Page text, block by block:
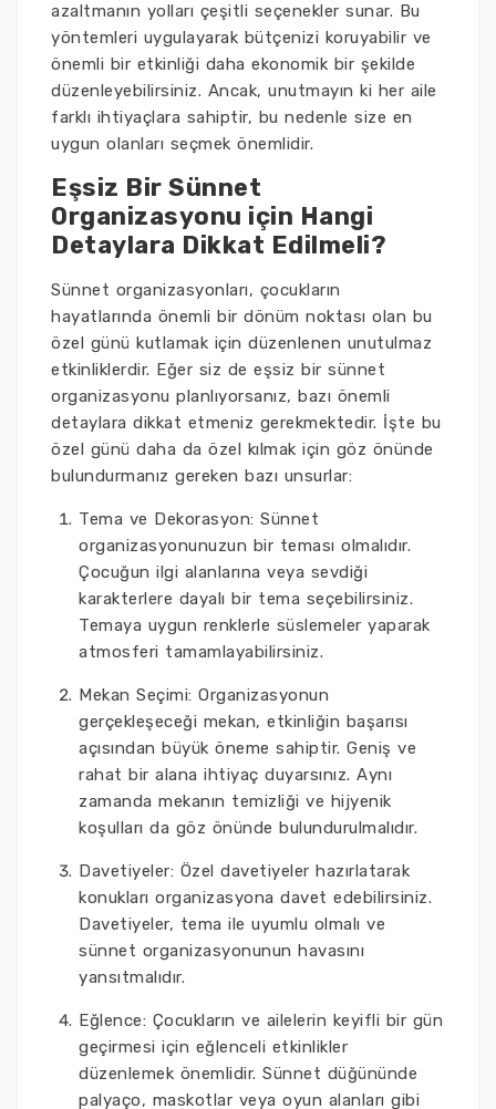
azaltmanın yolları çeşitli seçenekler sunar. Bu
yöntemleri uygulayarak bütçenizi koruyabilir ve
önemli bir etkinliği daha ekonomik bir şekilde
düzenleyebilirsiniz. Ancak, unutmayın ki her aile
farklı ihtiyaçlara sahiptir, bu nedenle size en
uygun olanları seçmek önemlidir.
Eşsiz Bir Sünnet
Organizasyonu için Hangi
Detaylara Dikkat Edilmeli?
Sünnet organizasyonları, çocukların
hayatlarında önemli bir dönüm noktası olan bu
özel günü kutlamak için düzenlenen unutulmaz
etkinliklerdir. Eğer siz de eşsiz bir sünnet
organizasyonu planlıyorsanız, bazı önemli
detaylara dikkat etmeniz gerekmektedir. İşte bu
özel günü daha da özel kılmak için göz önünde
bulundurmanız gereken bazı unsurlar:
Tema ve Dekorasyon: Sünnet
organizasyonunuzun bir teması olmalıdır.
Çocuğun ilgi alanlarına veya sevdiği
karakterlere dayalı bir tema seçebilirsiniz.
Temaya uygun renklerle süslemeler yaparak
atmosferi tamamlayabilirsiniz.
Mekan Seçimi: Organizasyonun
gerçekleşeceği mekan, etkinliğin başarısı
açısından büyük öneme sahiptir. Geniş ve
rahat bir alana ihtiyaç duyarsınız. Aynı
zamanda mekanın temizliği ve hijyenik
koşulları da göz önünde bulundurulmalıdır.
Davetiyeler: Özel davetiyeler hazırlatarak
konukları organizasyona davet edebilirsiniz.
Davetiyeler, tema ile uyumlu olmalı ve
sünnet organizasyonunun havasını
yansıtmalıdır.
Eğlence: Çocukların ve ailelerin keyifli bir gün
geçirmesi için eğlenceli etkinlikler
düzenlemek önemlidir. Sünnet düğününde
palyaço, maskotlar veya oyun alanları gibi